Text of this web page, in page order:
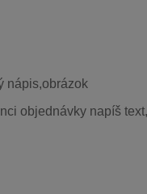
nápis,obrázok
objednávky napíš